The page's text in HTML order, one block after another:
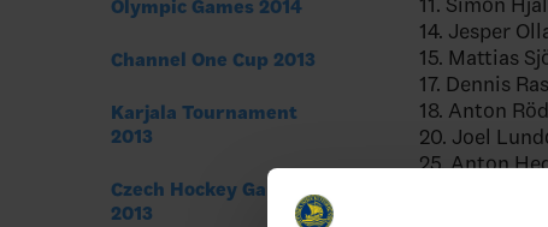
Olympic Games 2014
Channel One Cup 2013
Karjala Tournament
2013
Czech Hockey Games
2013
14. Jesper
15. Mattias
17. Dennis
18. Anton
20. Joel
25. Anton